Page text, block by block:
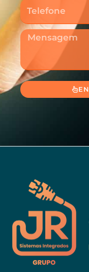
Telefone
Mensagem